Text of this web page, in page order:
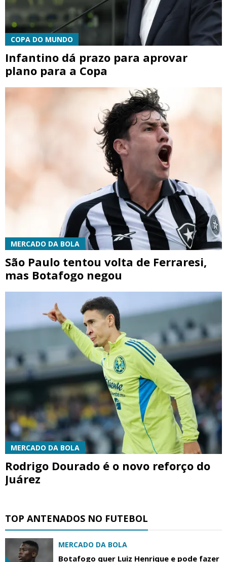
COPA DO MUNDO
Infantino dá prazo para aprovar
plano para a Copa
MERCADO DA BOLA
São Paulo tentou volta de Ferraresi,
mas Botafogo negou
MERCADO DA BOLA
Rodrigo Dourado é o novo reforço do
Juárez
TOP ANTENADOS NO FUTEBOL
MERCADO DA BOLA
Botafogo quer Luiz Henrique e pode fazer